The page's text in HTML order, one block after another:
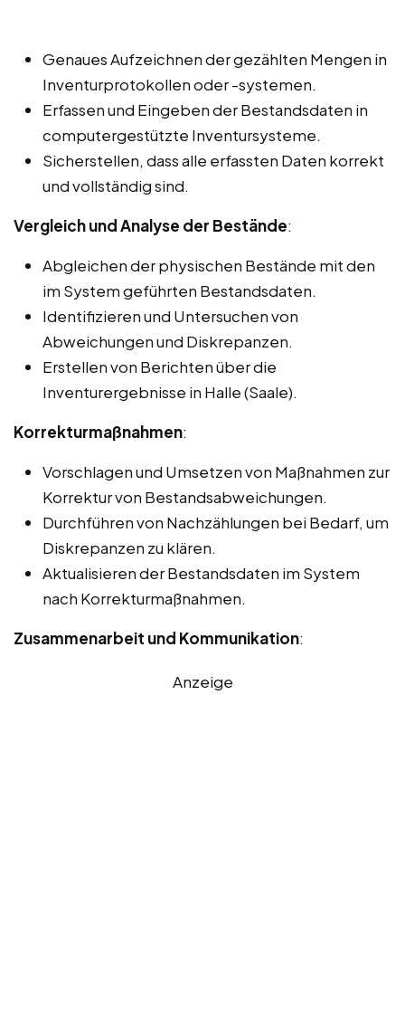
Genaues Aufzeichnen der gezählten Mengen in
Inventurprotokollen oder -systemen.
Erfassen und Eingeben der Bestandsdaten in
computergestützte Inventursysteme.
Sicherstellen, dass alle erfassten Daten korrekt
und vollständig sind.
Vergleich und Analyse der Bestände:
Abgleichen der physischen Bestände mit den
im System geführten Bestandsdaten.
Identifizieren und Untersuchen von
Abweichungen und Diskrepanzen.
Erstellen von Berichten über die
Inventurergebnisse in Halle (Saale).
Korrekturmaßnahmen:
Vorschlagen und Umsetzen von Maßnahmen zur
Korrektur von Bestandsabweichungen.
Durchführen von Nachzählungen bei Bedarf, um
Diskrepanzen zu klären.
Aktualisieren der Bestandsdaten im System
nach Korrekturmaßnahmen.
Zusammenarbeit und Kommunikation:
Anzeige